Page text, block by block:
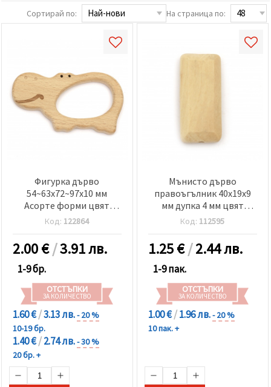
Сортирай по: На страница по:
Фигурка дърво
54~63x72~97x10 мм
Асорте форми цвят
дърво -1 брой
Код: 122864
2.00€/3.91 лв.
1-9 бр.
ОТСТЪПКИ
ЗА КОЛИЧЕСТВО
1.60 €/3.13 лв.- 20 %
10-19 бр.
1.40 €/2.74 лв.- 30 %
20 бр. +
Мънисто дърво
правоъгълник 40x19x9
мм дупка 4 мм цвят
дърво -4 броя
Код: 112595
1.25€/2.44 лв.
1-9 пак.
ОТСТЪПКИ
ЗА КОЛИЧЕСТВО
1.00 €/1.96 лв.- 20 %
10 пак. +